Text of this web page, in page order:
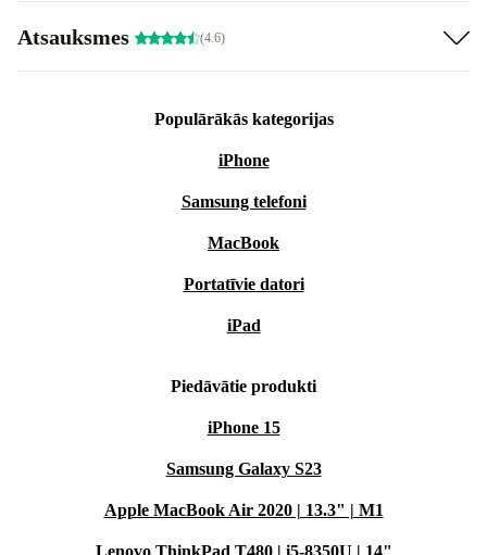
Atsauksmes (4.6)
Populārākās kategorijas
iPhone
Samsung telefoni
MacBook
Portatīvie datori
iPad
Piedāvātie produkti
iPhone 15
Samsung Galaxy S23
Apple MacBook Air 2020 | 13.3" | M1
Lenovo ThinkPad T480 | i5-8350U | 14"